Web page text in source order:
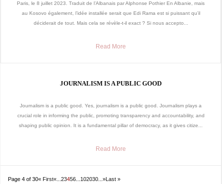
Paris, le 8 juillet 2023. Traduit de l’Albanais par Alphonse Pothier En Albanie, mais
au Kosovo également, l’idée installée serait que Edi Rama est si puissant qu’il
déciderait de tout. Mais cela se révèle-t-il exact ? Si nous accepto...
Read More
JOURNALISM IS A PUBLIC GOOD
Journalism is a public good. Yes, journalism is a public good. Journalism plays a
crucial role in informing the public, promoting transparency and accountability, and
shaping public opinion. It is a fundamental pillar of democracy, as it gives citize...
Read More
Page 4 of 30« First«...23456...102030...»Last »